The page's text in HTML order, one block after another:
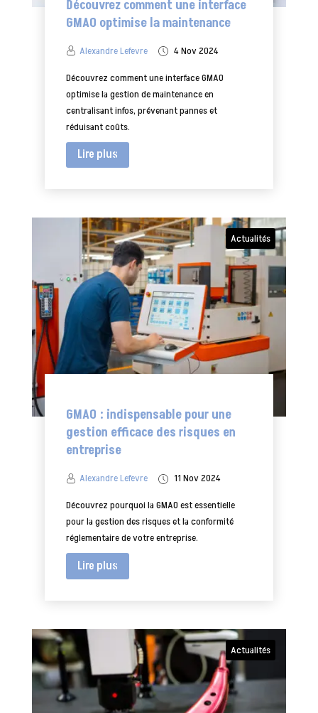
Découvrez comment une interface
GMAO optimise la maintenance
Alexandre Lefevre
4 Nov 2024
Découvrez comment une interface GMAO
optimise la gestion de maintenance en
centralisant infos, prévenant pannes et
réduisant coûts.
Lire plus
Actualités
GMAO : indispensable pour une
gestion efficace des risques en
entreprise
Alexandre Lefevre
11 Nov 2024
Découvrez pourquoi la GMAO est essentielle
pour la gestion des risques et la conformité
réglementaire de votre entreprise.
Lire plus
Actualités